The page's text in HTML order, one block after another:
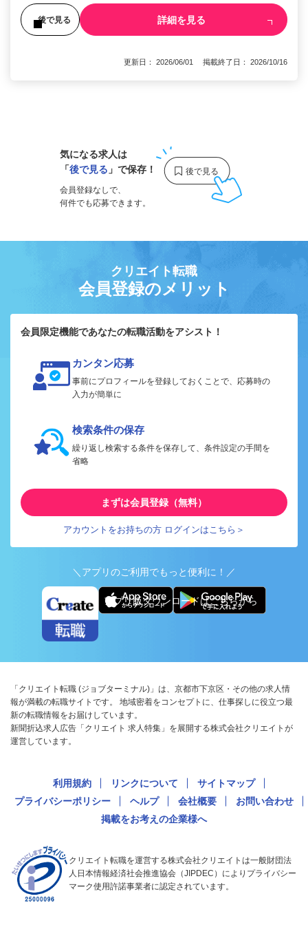
後で見る 詳細を見る
更新日： 2026/06/01 掲載終了日： 2026/10/16
気になる求人は
「後で見る 」で保存！
会員登録なしで、
何件でも応募できます。
クリエイト転職
会員登録のメリット
会員限定機能であなたの転職活動をアシスト！
カンタン応募
事前にプロフィールを登録しておくことで、応募時の
入力が簡単に
検索条件の保存
繰り返し検索する条件を保存して、条件設定の手間を
省略
まずは会員登録（無料）
アカウントをお持ちの方 ログインはこちら＞
＼アプリのご利用でもっと便利に！／
アプリ版ダウンロードはこちらから
「クリエイト転職 (ジョブターミナル)」は、京都市下京区・その他の求人情
報が満載の転職サイトです。 地域密着をコンセプトに、仕事探しに役立つ最
新の転職情報をお届けしています。
新聞折込求人広告「クリエイト 求人特集」を展開する株式会社クリエイトが
運営しています。
利用規約 リンクについて
サイトマップ
プライバシーポリシー
ヘルプ 会社概要
お問い合わせ
掲載をお考えの企業様へ
クリエイト転職を運営する株式会社クリエイトは一般財団法
人日本情報経済社会推進協会（JIPDEC）によりプライバシー
マーク使用許諾事業者に認定されています。